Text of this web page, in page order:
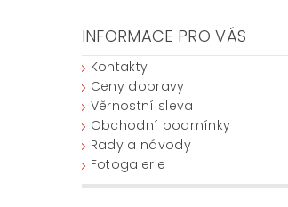
INFORMACE PRO VÁS
Kontakty
Ceny dopravy
Věrnostní sleva
Obchodní podmínky
Rady a návody
Fotogalerie